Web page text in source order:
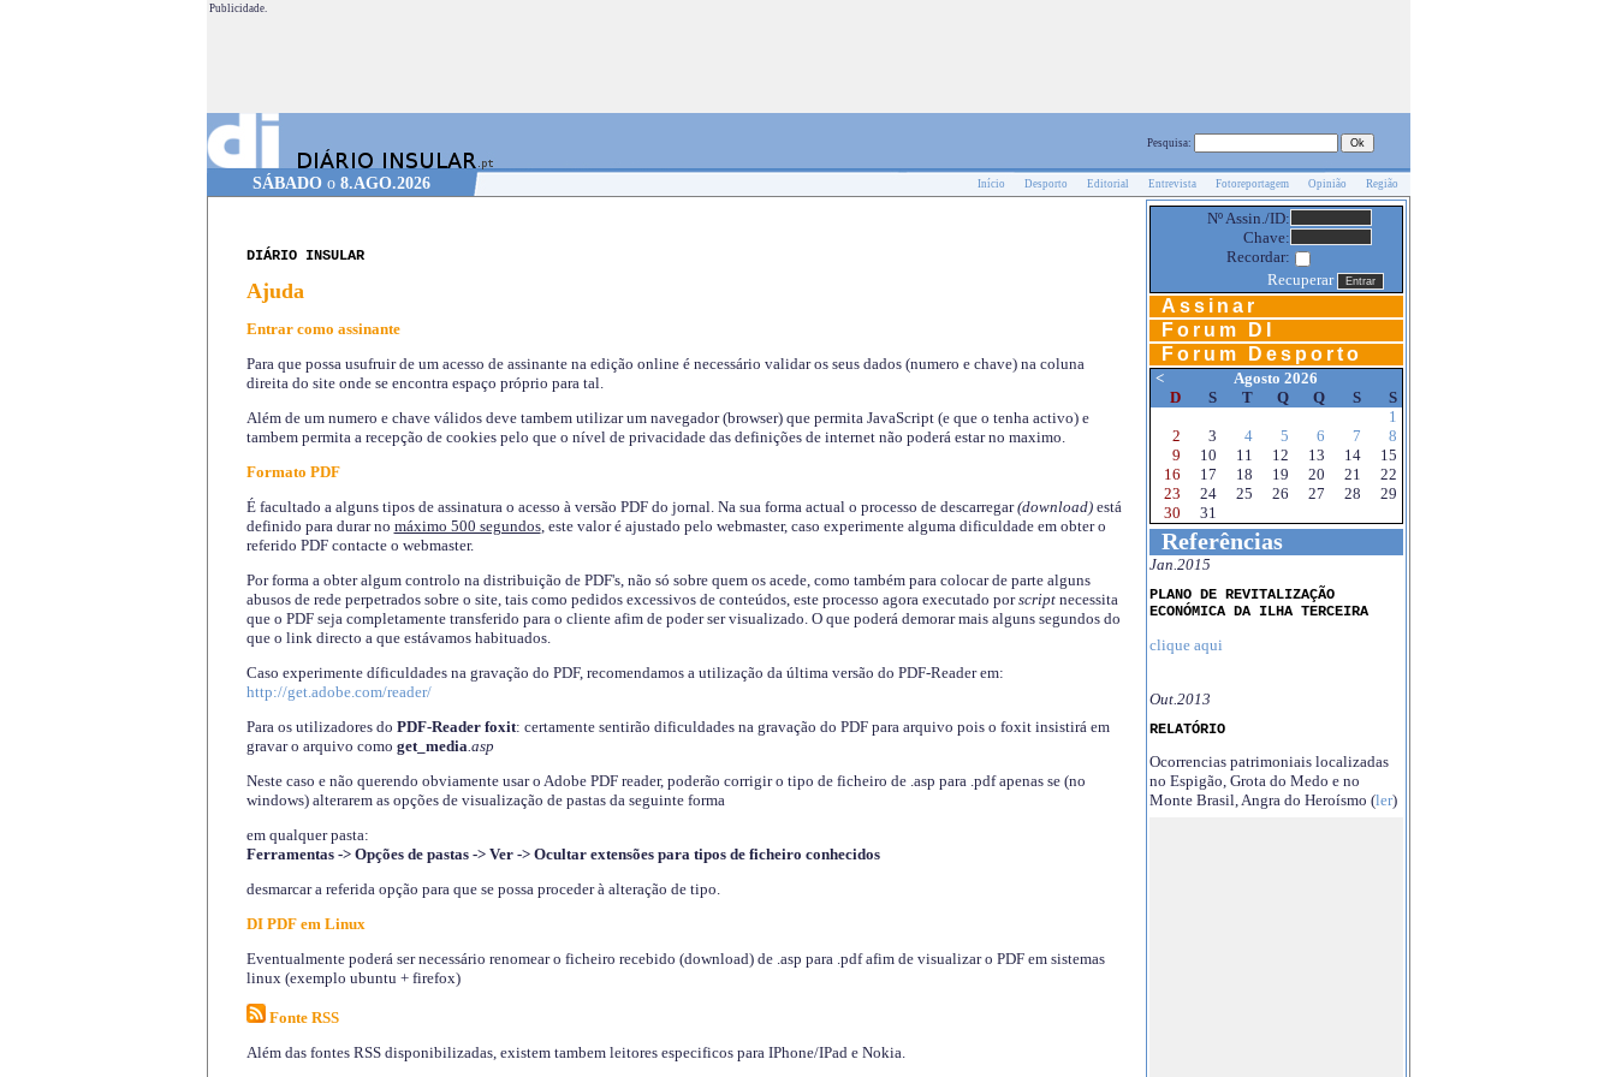
Publicidade.
Pesquisa:
SÁBADO o 8.AGO.2026 Início Desporto Editorial Entrevista Fotoreportagem Opinião Região
DIÁRIO INSULAR
Ajuda
Entrar como assinante
Para que possa usufruir de um acesso de assinante na edição online é necessário validar os seus dados (numero e chave) na coluna
direita do site onde se encontra espaço próprio para tal.
Além de um numero e chave válidos deve tambem utilizar um navegador (browser) que permita JavaScript (e que o tenha activo) e
tambem permita a recepção de cookies pelo que o nível de privacidade das definições de internet não poderá estar no maximo.
Formato PDF
É facultado a alguns tipos de assinatura o acesso à versão PDF do jornal. Na sua forma actual o processo de descarregar(download)está
definido para durar no máximo 500 segundos, este valor é ajustado pelo webmaster, caso experimente alguma dificuldade em obter o
referido PDF contacte o webmaster.
Por forma a obter algum controlo na distribuição de PDF's, não só sobre quem os acede, como também para colocar de parte alguns
abusos de rede perpetrados sobre o site, tais como pedidos excessivos de conteúdos, este processo agora executado porscriptnecessita
que o PDF seja completamente transferido para o cliente afim de poder ser visualizado. O que poderá demorar mais alguns segundos do
que o link directo a que estávamos habituados.
Caso experimente díficuldades na gravação do PDF, recomendamos a utilização da última versão do PDF-Reader em:
http://get.adobe.com/reader/
Para os utilizadores do PDF-Reader foxit: certamente sentirão dificuldades na gravação do PDF para arquivo pois o foxit insistirá em
gravar o arquivo como get_media.asp
Neste caso e não querendo obviamente usar o Adobe PDF reader, poderão corrigir o tipo de ficheiro de .asp para .pdf apenas se (no
windows) alterarem as opções de visualização de pastas da seguinte forma
em qualquer pasta:
Ferramentas -> Opções de pastas -> Ver -> Ocultar extensões para tipos de ficheiro conhecidos
desmarcar a referida opção para que se possa proceder à alteração de tipo.
DI PDF em Linux
Eventualmente poderá ser necessário renomear o ficheiro recebido (download) de .asp para .pdf afim de visualizar o PDF em sistemas
linux (exemplo ubuntu + firefox)
Fonte RSS
Além das fontes RSS disponibilizadas, existem tambem leitores especificos para IPhone/IPad e Nokia.
Nº Assin./ID:
Chave:
Recordar:
Recuperar
Assinar
Forum DI
Forum Desporto
<
Agosto 2026
D
S T Q Q S
S
1
2
3 4 5 6 7
8
9
10 11 12 13 14
15
16
17 18 19 20 21
22
23
24 25 26 27 28
29
30
31
Referências
Jan.2015
PLANO DE REVITALIZAÇÃO
ECONÓMICA DA ILHA TERCEIRA
clique aqui
Out.2013
RELATÓRIO
Ocorrencias patrimoniais localizadas
no Espigão, Grota do Medo e no
Monte Brasil, Angra do Heroísmo (ler)